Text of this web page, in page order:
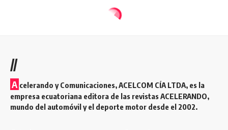
//
A celerando y Comunicaciones, ACELCOM CÍA LTDA, es la
empresa ecuatoriana editora de las revistas ACELERANDO,
mundo del automóvil y el deporte motor desde el 2002.